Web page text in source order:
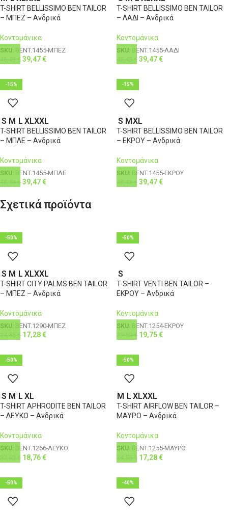
T-SHIRT BELLISSIMO BEN TAILOR
– ΜΠΕΖ – Ανδρικά
Κοντομάνικα
SKU: BENT.1455-ΜΠΕΖ
€ 39,47€
T-SHIRT BELLISSIMO BEN TAILOR
– ΛΑΔΙ – Ανδρικά
Κοντομάνικα
SKU: BENT.1455-ΛΑΔΙ
€ 39,47€
-15%
S M L XLXXL
T-SHIRT BELLISSIMO BEN TAILOR
– ΜΠΛΕ – Ανδρικά
Κοντομάνικα
SKU: BENT.1455-ΜΠΛΕ
€ 39,47€
-15%
S MXL
T-SHIRT BELLISSIMO BEN TAILOR
– ΕΚΡΟΥ – Ανδρικά
Κοντομάνικα
SKU: BENT.1455-ΕΚΡΟΥ
€ 39,47€
Σχετικά προϊόντα
-50%
S M L XLXXL
T-SHIRT CITY PALMS BEN TAILOR
– ΜΠΕΖ – Ανδρικά
Κοντομάνικα
SKU: BENT.1290-ΜΠΕΖ
€ 17,28€
-50%
S
T-SHIRT VENTI BEN TAILOR –
ΕΚΡΟΥ – Ανδρικά
Κοντομάνικα
SKU: BENT.1254-ΕΚΡΟΥ
€ 19,75€
-50%
S M L XL
T-SHIRT APHRODITE BEN TAILOR
– ΛΕΥΚΟ – Ανδρικά
Κοντομάνικα
SKU: BENT.1266-ΛΕΥΚΟ
€ 18,76€
-50%
M L XLXXL
T-SHIRT AIRFLOW BEN TAILOR –
ΜΑΥΡΟ – Ανδρικά
Κοντομάνικα
SKU: BENT.1255-ΜΑΥΡΟ
€ 17,28€
-50% -40%